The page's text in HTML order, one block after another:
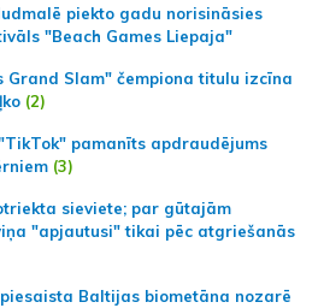
piekto gadu norisināsies
"Beach Games Liepaja"
Grand Slam" čempiona titulu izcīna
(2)
pamanīts apdraudējums
(3)
sieviete; par gūtajām
"apjautusi" tikai pēc atgriešanās
piesaista Baltijas biometāna nozarē